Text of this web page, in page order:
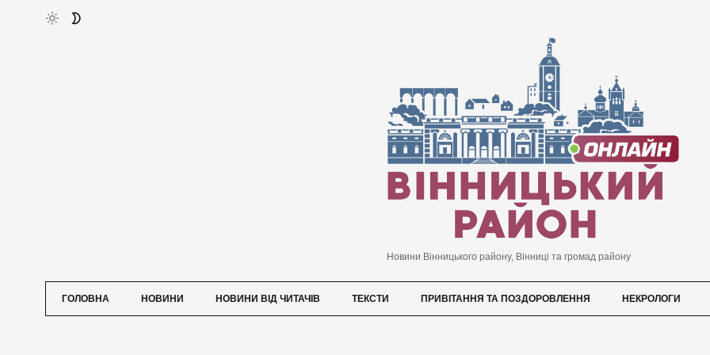
Новини Вінницького району, Вінниці та громад району
ГОЛОВНА НОВИНИ НОВИНИ ВІД ЧИТАЧІВ ТЕКСТИ ПРИВІТАННЯ ТА ПОЗДОРОВЛЕННЯ НЕКРОЛОГИ